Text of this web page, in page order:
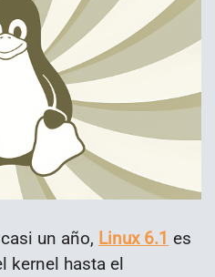
un año, Linux 6.1 es
kernel hasta el